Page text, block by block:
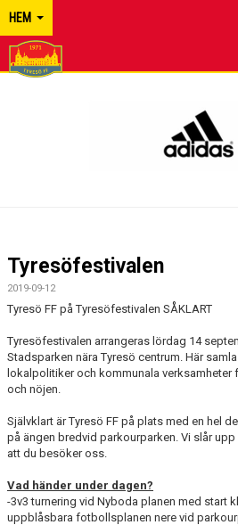
HEM
Tyresöfestivalen
2019-09-12
Tyresö FF på
Tyresöfestivalen arrangeras lördag 14
Stadsparken nära Tyresö centrum. Här
lokalpolitiker och kommunala
och nöjen.
Självklart är Tyresö FF på plats med en hel
på ängen bredvid parkourparken. Vi slår
att du besöker oss.
Vad händer under dagen?
-3v3 turnering vid Nyboda planen med start
uppblåsbara fotbollsplanen nere vid